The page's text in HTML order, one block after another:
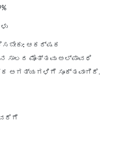
ಆಕರ್ಷಕ
ಮೊತ್ತವು ಅಲ್ಪಾವಧಿ
ಅಗತ್ಯಗಳಿಗೆ ಸೂಕ್ತವಾಗಿದೆ.